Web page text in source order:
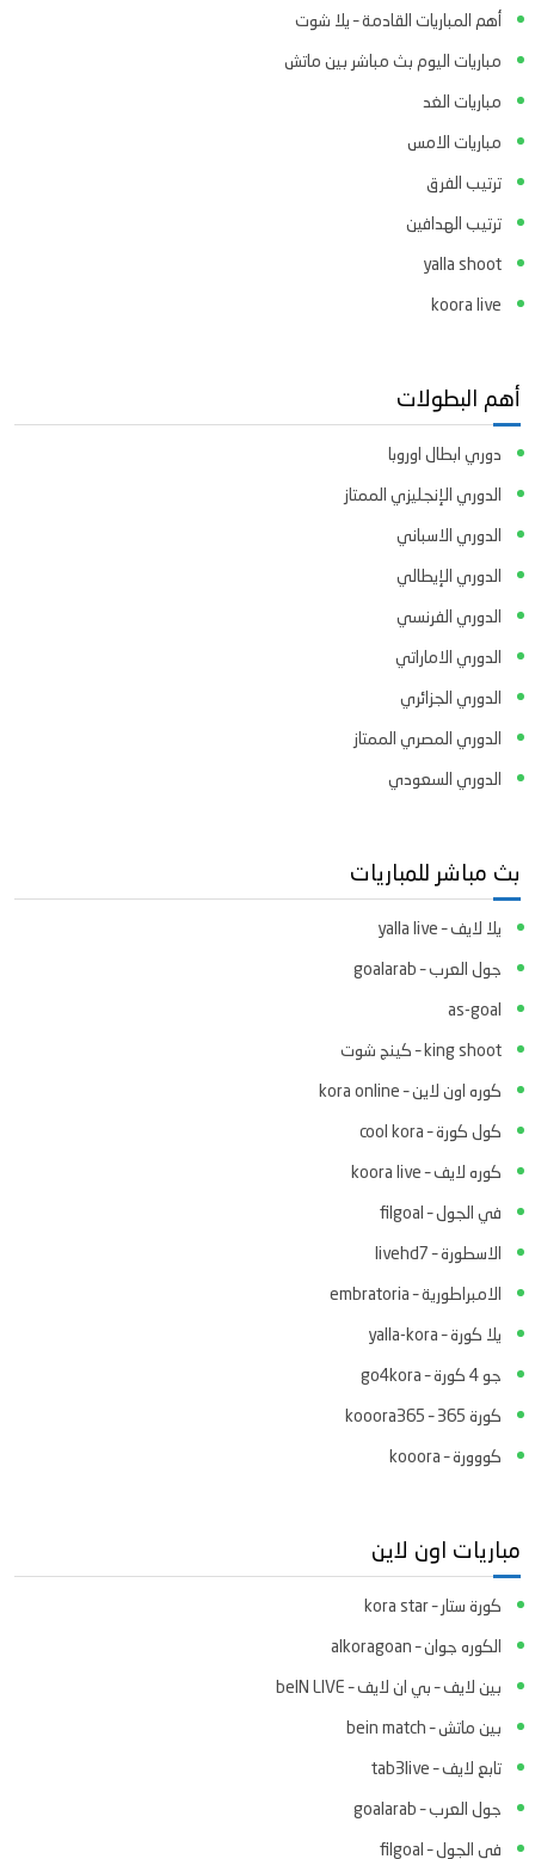
أهم المباريات القادمة – يلا شوت
مباريات اليوم بث مباشر بين ماتش
مباريات الغد
مباريات الامس
ترتيب الفرق
ترتيب الهدافين
yalla shoot
koora live
أهم البطولات
دوري ابطال اوروبا
الدوري الإنجليزي الممتاز
الدوري الاسباني
الدوري الإيطالي
الدوري الفرنسي
الدوري الاماراتي
الدوري الجزائري
الدوري المصري الممتاز
الدوري السعودي
بث مباشر للمباريات
يلا لايف – yalla live
جول العرب – goalarab
as-goal
king shoot – كينج شوت
كوره اون لاين – kora online
كول كورة – cool kora
كوره لايف – koora live
في الجول – filgoal
الاسطورة – livehd7
الامبراطورية – embratoria
يلا كورة – yalla-kora
جو 4 كورة – go4kora
كورة 365 – kooora365
كووورة – kooora
مباريات اون لاين
كورة ستار – kora star
الكوره جوان – alkoragoan
بين لايف – بي ان لايف – beIN LIVE
بين ماتش – bein match
تابع لايف – tab3live
جول العرب – goalarab
في الجول – filgoal